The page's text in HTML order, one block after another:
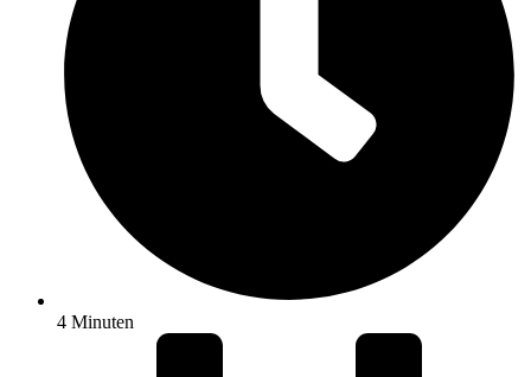
4 Minuten